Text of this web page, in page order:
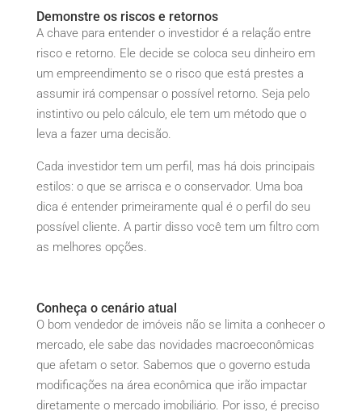
Demonstre os riscos e retornos
A chave para entender o investidor é a relação entre
risco e retorno. Ele decide se coloca seu dinheiro em
um empreendimento se o risco que está prestes a
assumir irá compensar o possível retorno. Seja pelo
instintivo ou pelo cálculo, ele tem um método que o
leva a fazer uma decisão.
Cada investidor tem um perfil, mas há dois principais
estilos: o que se arrisca e o conservador. Uma boa
dica é entender primeiramente qual é o perfil do seu
possível cliente. A partir disso você tem um filtro com
as melhores opções.
Conheça o cenário atual
O bom vendedor de imóveis não se limita a conhecer o
mercado, ele sabe das novidades macroeconômicas
que afetam o setor. Sabemos que o governo estuda
modificações na área econômica que irão impactar
diretamente o mercado imobiliário. Por isso, é preciso